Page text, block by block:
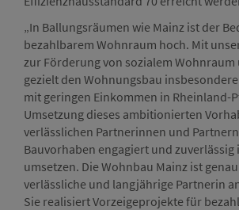
„In Ballungsräumen wie Mainz ist der
bezahlbarem Wohnraum hoch. Mit
zur Förderung von sozialem
gezielt den Wohnungsbau
mit geringen Einkommen in Rheinland-
Umsetzung dieses ambitionierten
verlässlichen Partnerinnen und
Bauvorhaben engagiert und zuverlässig
umsetzen. Die Wohnbau Mainz ist
verlässliche und langjährige Partnerin
Sie realisiert Vorzeigeprojekte für